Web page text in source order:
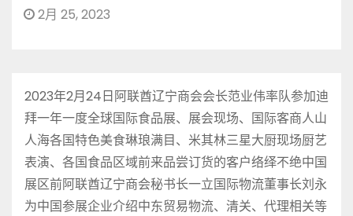
2月 25, 2023
2023年2月24日阿联酋辽宁商会会长范业伟率队参加迪
拜一年一度全球国际食品展、展会现场、国际客商人山
人海各国特色美食琳琅满目、米其林三星大厨现场厨艺
表演、各国食品区域前来品尝订货的客户络绎不绝中国
展区前阿联酋辽宁商会秘书长一立国际物流董事长刘永
为中国参展企业介绍中东贸易物流、清关、代理相关等